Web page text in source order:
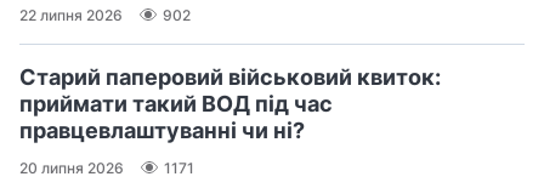
22 липня 2026 902
Старий паперовий військовий квиток:
приймати такий ВОД під час
правцевлаштуванні чи ні?
20 липня 2026 1171